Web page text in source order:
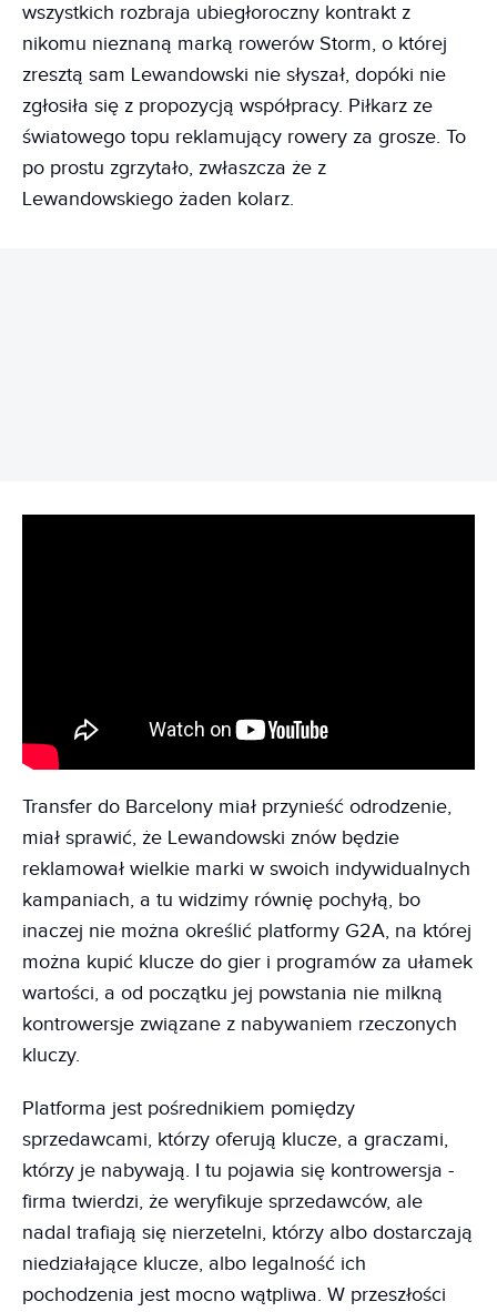
wszystkich rozbraja ubiegłoroczny kontrakt z
nikomu nieznaną marką rowerów Storm, o której
zresztą sam Lewandowski nie słyszał, dopóki nie
zgłosiła się z propozycją współpracy. Piłkarz ze
światowego topu reklamujący rowery za grosze. To
po prostu zgrzytało, zwłaszcza że z
Lewandowskiego żaden kolarz.
Transfer do Barcelony miał przynieść odrodzenie,
miał sprawić, że Lewandowski znów będzie
reklamował wielkie marki w swoich indywidualnych
kampaniach, a tu widzimy równię pochyłą, bo
inaczej nie można określić platformy G2A, na której
można kupić klucze do gier i programów za ułamek
wartości, a od początku jej powstania nie milkną
kontrowersje związane z nabywaniem rzeczonych
kluczy.
Platforma jest pośrednikiem pomiędzy
sprzedawcami, którzy oferują klucze, a graczami,
którzy je nabywają. I tu pojawia się kontrowersja -
firma twierdzi, że weryfikuje sprzedawców, ale
nadal trafiają się nierzetelni, którzy albo dostarczają
niedziałające klucze, albo legalność ich
pochodzenia jest mocno wątpliwa. W przeszłości